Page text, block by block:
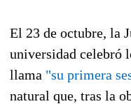
El 23 de octubre, la
universidad celebró
llama "su primera
natural que, tras la